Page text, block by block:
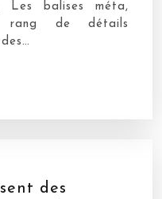
Les balises méta,
rang de détails
des